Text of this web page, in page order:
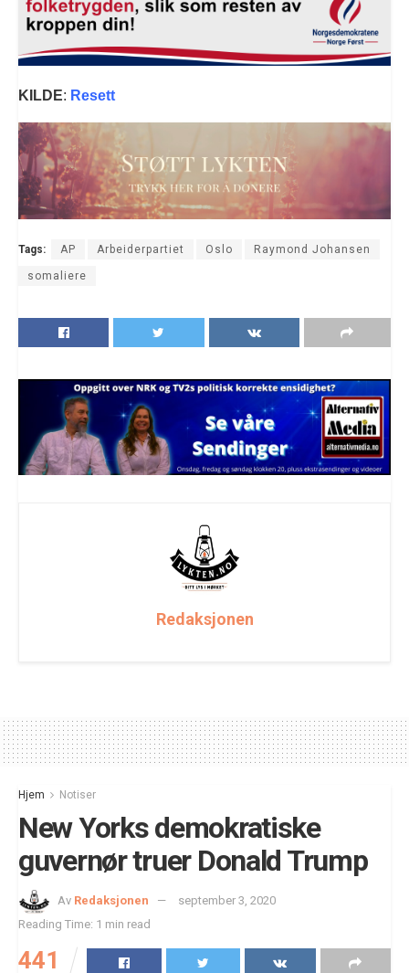
KILDE: Resett
Tags: AP Arbeiderpartiet Oslo Raymond Johansen
somaliere
Redaksjonen
Hjem Notiser
New Yorks demokratiske
guvernør truer Donald Trump
Av Redaksjonen
september 3, 2020
Reading Time: 1 min read
441